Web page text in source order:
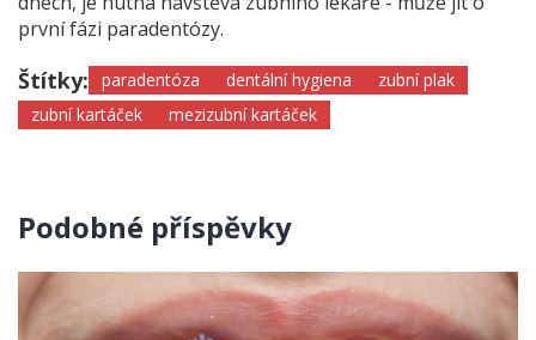
první fázi paradentózy.
Štítky: paradentóza dentální hygiena
zubní plak
zubní kartáček
mezizubní kartáček
Podobné příspěvky